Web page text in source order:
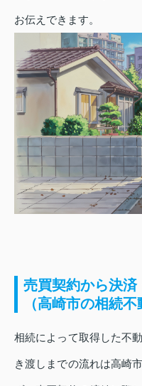
お伝えできます。
売買契約から決
（高崎市の相続
相続によって取得した不
き渡しまでの流れは高崎